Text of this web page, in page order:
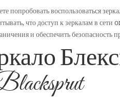
попробовать воспользоваться
что доступ к зеркалам в
и обеспечить безопасность